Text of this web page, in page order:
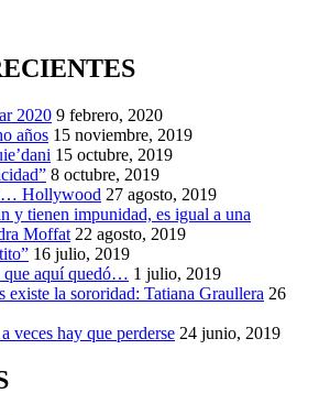
de
Francés,
Un
final
feliz
2020 9 febrero, 2020
años 15 noviembre, 2019
15 octubre, 2019
8 octubre, 2019
Hollywood 27 agosto, 2019
y tienen impunidad, es igual a una
Moffat 22 agosto, 2019
16 julio, 2019
aquí quedó… 1 julio, 2019
existe la sororidad: Tatiana Graullera 26
veces hay que perderse 24 junio, 2019